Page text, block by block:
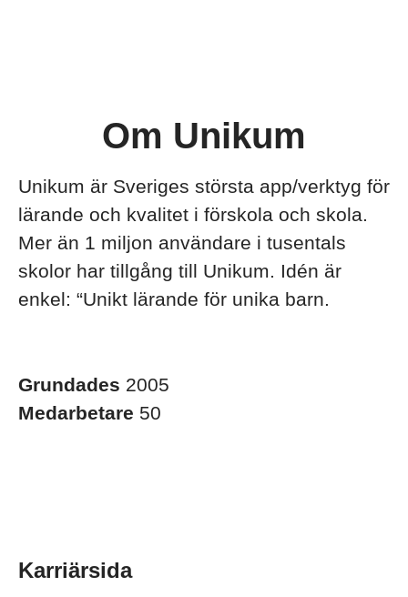
Om Unikum
Unikum är Sveriges största app/verktyg för
lärande och kvalitet i förskola och skola.
Mer än 1 miljon användare i tusentals
skolor har tillgång till Unikum. Idén är
enkel: “Unikt lärande för unika barn.
Grundades 2005
Medarbetare 50
Karriärsida